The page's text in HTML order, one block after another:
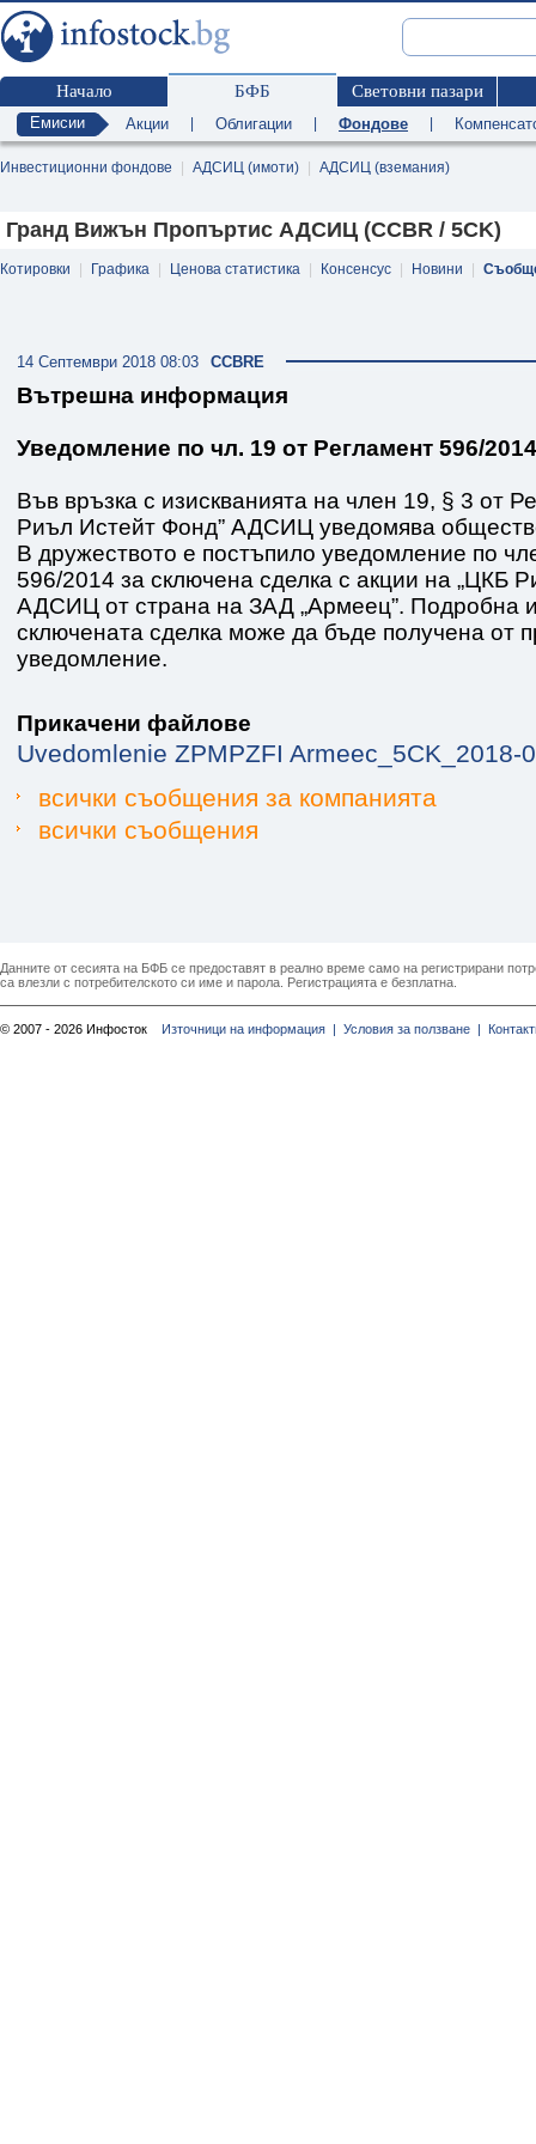
Начало БФБ Световни пазари
Емисии Акции Облигации Фондове
Инвестиционни фондове АДСИЦ (имоти) АДСИЦ (вземания)
Гранд Вижън Пропъртис АДСИЦ (CCBR / 5CK)
Котировки Графика Ценова статистика Консенсус Новини
CCBRE
14 Септември 2018 08:03
Вътрешна информация
Уведомление по чл. 19 от Регламент 596/
Във връзка с изискванията на член 19, § 3 от
Риъл Истейт Фонд” АДСИЦ уведомява
В дружеството е постъпило уведомление по
596/2014 за сключена сделка с акции на „ЦКБ
АДСИЦ от страна на ЗАД „Армеец”. Подробна
сключената сделка може да бъде получена от
уведомление.
Прикачени файлове
Uvedomlenie ZPMPZFI Armeec_5CK_2018-
всички съобщения за компанията
всички съобщения
Данните от сесията на БФБ се предоставят в реално време само на регистрирани
са влезли с потребителското си име и парола. Регистрацията е безплатна.
© 2007 - 2026 Инфосток Източници на информация | Условия за ползване |